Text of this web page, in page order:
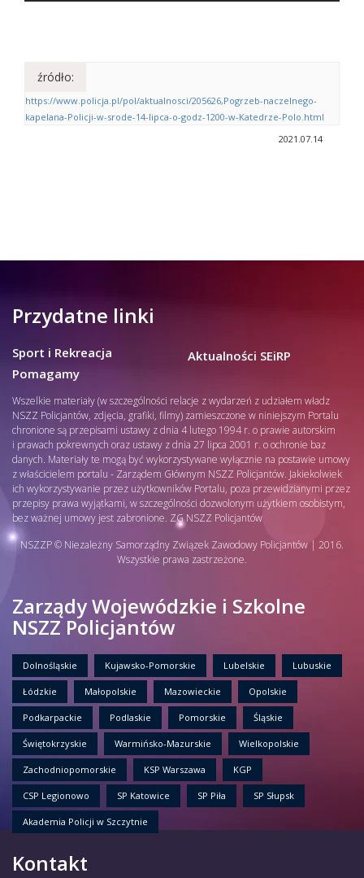
źródło:
https://www.policja.pl/pol/aktualnosci/205626,Pogrzeb-naczelnego-
kapelana-Policji-w-srode-14-lipca-o-godz-1200-w-Katedrze-Polo.html
2021.07.14
Przydatne linki
Sport i Rekreacja
Pomagamy
Aktualności SEiRP
Wszelkie materiały (w szczególności relacje z wydarzeń z udziałem władz
NSZZ Policjantów, zdjęcia, grafiki, filmy) zamieszczone w niniejszym Portalu
chronione są przepisami ustawy z dnia 4 lutego 1994 r. o prawie autorskim
i prawach pokrewnych oraz ustawy z dnia 27 lipca 2001 r. o ochronie baz
danych. Materiały te mogą być wykorzystywane wyłącznie na postawie umowy
z właścicielem portalu - Zarządem Głównym NSZZ Policjantów. Jakiekolwiek
ich wykorzystywanie przez użytkowników Portalu, poza przewidzianymi przez
przepisy prawa wyjątkami, w szczególności dozwolonym użytkiem osobistym,
bez ważnej umowy jest zabronione. ZG NSZZ Policjantów
NSZZP © Niezależny Samorządny Związek Zawodowy Policjantów | 2016.
Wszystkie prawa zastrzeżone.
Zarządy Wojewódzkie i Szkolne
NSZZ Policjantów
Dolnośląskie Kujawsko-Pomorskie Lubelskie Lubuskie
Łódzkie Małopolskie Mazowieckie Opolskie
Podkarpackie Podlaskie Pomorskie Śląskie
Świętokrzyskie Warmińsko-Mazurskie Wielkopolskie
Zachodniopomorskie KSP Warszawa KGP
CSP Legionowo SP Katowice SP Piła SP Słupsk
Akademia Policji w Szczytnie
Kontakt